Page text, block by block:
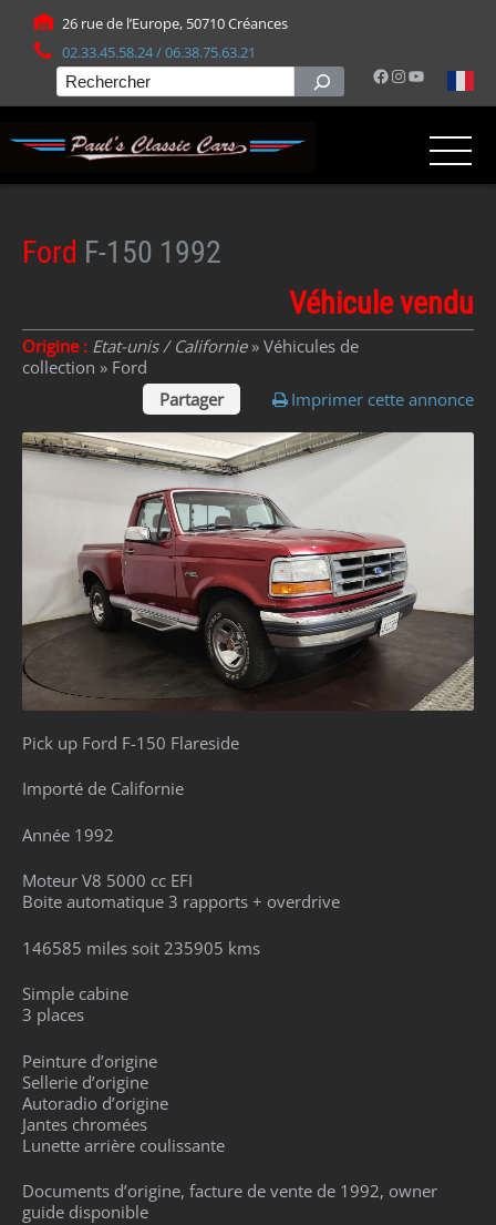
26 rue de l’Europe, 50710 Créances
02.33.45.58.24 / 06.38.75.63.21
Facebook
Instagram
YouTube
Rechercher
Ford F-150 1992
Véhicule vendu
Origine : Etat-unis / Californie» Véhicules de
collection » Ford
Partager
Imprimer cette annonce
Pick up Ford F-150 Flareside
Importé de Californie
Année 1992
Moteur V8 5000 cc EFI
Boite automatique 3 rapports + overdrive
146585 miles soit 235905 kms
Simple cabine
3 places
Peinture d’origine
Sellerie d’origine
Autoradio d’origine
Jantes chromées
Lunette arrière coulissante
Documents d’origine, facture de vente de 1992, owner
guide disponible
Panneau de gestion des cookies